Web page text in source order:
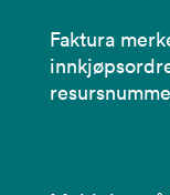
Faktura